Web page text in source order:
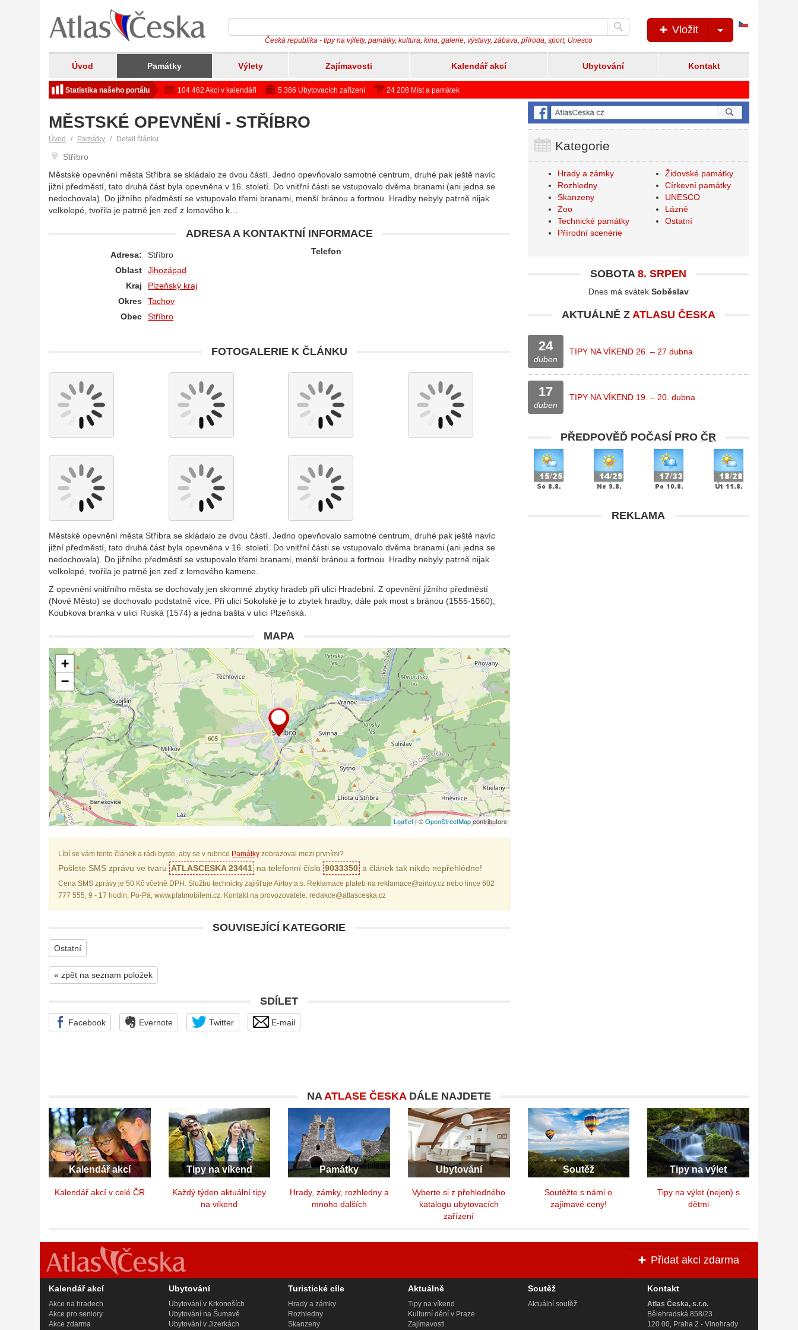
Česká republika - tipy na výlety, památky, kultura, kina, galerie, výstavy, zábava, příroda, sport, Unesco
Vložit
Úvod Památky Výlety Zajímavosti Kalendář akcí Ubytování Kontakt
Statistika našeho portálu 104 462 Akcí v kalendáři 5 386 Ubytovacích zařízení 24 208 Míst a památek
MĚSTSKÉ OPEVNĚNÍ - STŘÍBRO
Úvod Památky Detail článku
Stříbro
Městské opevnění města Stříbra se skládalo ze dvou částí. Jedno opevňovalo samotné centrum, druhé pak ještě navíc
jižní předměstí, tato druhá část byla opevněna v 16. století. Do vnitřní části se vstupovalo dvěma branami (ani jedna se
nedochovala). Do jižního předměstí se vstupovalo třemi branami, menší bránou a fortnou. Hradby nebyly patrně nijak
velkolepé, tvořila je patrně jen zeď z lomového k…
ADRESA A KONTAKTNÍ INFORMACE
Adresa:
Stříbro
Oblast
Jihozápad
Kraj
Plzeňský kraj
Okres
Tachov
Obec
Stříbro
Telefon
FOTOGALERIE K ČLÁNKU
Městské opevnění města Stříbra se skládalo ze dvou částí. Jedno opevňovalo samotné centrum, druhé pak ještě navíc
jižní předměstí, tato druhá část byla opevněna v 16. století. Do vnitřní části se vstupovalo dvěma branami (ani jedna se
nedochovala). Do jižního předměstí se vstupovalo třemi branami, menší bránou a fortnou. Hradby nebyly patrně nijak
velkolepé, tvořila je patrně jen zeď z lomového kamene.
Z opevnění vnitřního města se dochovaly jen skromné zbytky hradeb při ulici Hradební. Z opevnění jižního předměstí
(Nové Město) se dochovalo podstatně více. Při ulici Sokolské je to zbytek hradby, dále pak most s bránou (1555-1560),
Koubkova branka v ulici Ruská (1574) a jedna bašta v ulici Plzeňská.
MAPA
+
−
Leaflet| ©OpenStreetMapcontributors
Líbí se vám tento článek a rádi byste, aby se v rubrice Památky zobrazoval mezi prvními?
Pošlete SMS zprávu ve tvaru ATLASCESKA 23441 na telefonní číslo 9033350 a článek tak nikdo nepřehlédne!
Cena SMS zprávy je 50 Kč včetně DPH. Službu technicky zajišťuje Airtoy a.s. Reklamace plateb na reklamace@airtoy.cz nebo lince 602
777 555, 9 - 17 hodin, Po-Pá, www.platmobilem.cz. Kontakt na provozovatele: redakce@atlasceska.cz
SOUVISEJÍCÍ KATEGORIE
Ostatní
« zpět na seznam položek
SDÍLET
Facebook Evernote Twitter E-mail
Kategorie
Hrady a zámky
Rozhledny
Skanzeny
Zoo
Technické památky
Přírodní scenérie
Židovské památky
Církevní památky
UNESCO
Lázně
Ostatní
SOBOTA8. SRPEN
Dnes má svátek Soběslav
AKTUÁLNĚ Z ATLASU ČESKA
24
duben
TIPY NA VÍKEND 26. – 27 dubna
17
duben
TIPY NA VÍKEND 19. – 20. dubna
PŘEDPOVĚĎ POČASÍ PROČR
REKLAMA
NAATLASE ČESKADÁLE NAJDETE
Kalendář akcí
Kalendář akcí v celé ČR
Tipy na víkend
Každý týden aktuální tipy
na víkend
Památky
Hrady, zámky, rozhledny a
mnoho dalších
Ubytování
Vyberte si z přehledného
katalogu ubytovacích
zařízení
Soutěž
Soutěžte s námi o
zajímavé ceny!
Tipy na výlet
Tipy na výlet (nejen) s
dětmi
Přidat akci zdarma
Kalendář akcí
Akce na hradech
Akce pro seniory
Akce zdarma
Ubytování
Ubytování v Krkonoších
Ubytování na Šumavě
Ubytování v Jizerkách
Turistické cíle
Hrady a zámky
Rozhledny
Skanzeny
Aktuálně
Tipy na víkend
Kulturní dění v Praze
Zajímavosti
Soutěž
Aktuální soutěž
Kontakt
Atlas Česka, s.r.o.
Bělehradská 858/23
120 00, Praha 2 - Vinohrady